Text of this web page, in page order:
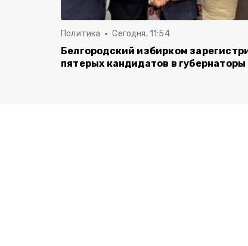
Политика Сегодня, 11:54
Белгородский избирком
пятерых кандидатов в губернаторы